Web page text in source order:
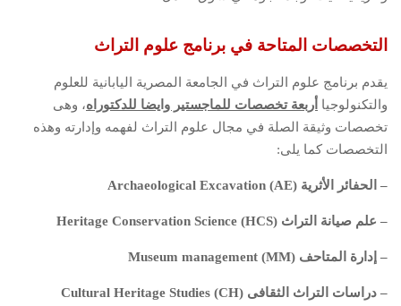
التخصصات المتاحة في برنامج علوم التراث
يقدم برنامج علوم التراث في الجامعة المصرية اليابانية للعلوم
والتكنولوجيا أربعة تخصصات للماجستير وايضا للدكتوراه، وهى
تخصصات وثيقة الصلة في مجال علوم التراث لفهمه وإدارته وهذه
التخصصات كما يلى:
– الحفائر الأثرية Archaeological Excavation (AE)
– علم صيانة التراث Heritage Conservation Science (HCS)
– إدارة المتاحف Museum management (MM)
– دراسات التراث الثقافى Cultural Heritage Studies (CH)